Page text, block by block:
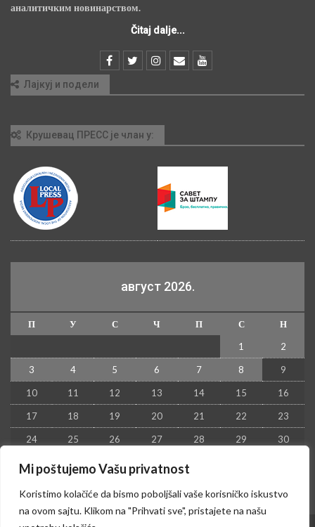
Mi poštujemo Vašu privatnost
Koristimo kolačiće da bismo poboljšali vaše korisničko iskustvo
na ovom sajtu. Klikom na "Prihvati sve", pristajete na našu
аналитичким новинарством.
Čitaj dalje...
Лајкуј и подели
Крушевац ПРЕСС је члан у:
август 2026.
П У С Ч П С
Н
1
2
3 4 5 6 7 8 9
10 11 12 13 14 15 16
17 18 19 20 21 22 23
24 25 26 27 28 29 30
31